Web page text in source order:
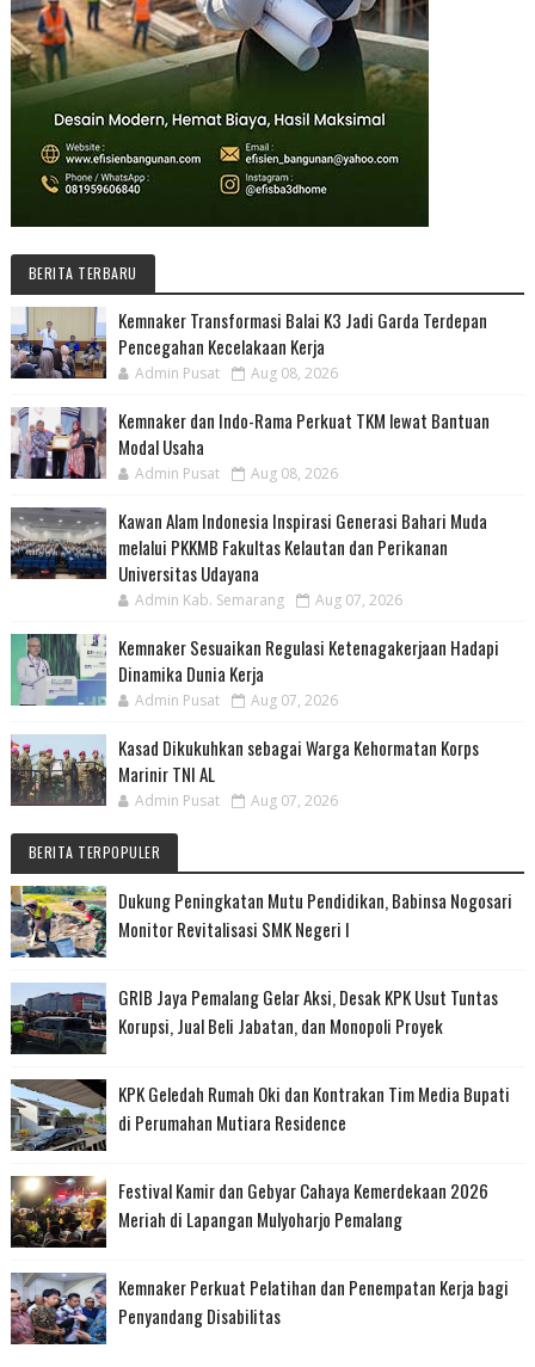
BERITA TERBARU
Kemnaker Transformasi Balai K3 Jadi Garda Terdepan
Pencegahan Kecelakaan Kerja
Admin Pusat Aug 08, 2026
Kemnaker dan Indo-Rama Perkuat TKM lewat Bantuan
Modal Usaha
Admin Pusat Aug 08, 2026
Kawan Alam Indonesia Inspirasi Generasi Bahari Muda
melalui PKKMB Fakultas Kelautan dan Perikanan
Universitas Udayana
Admin Kab. Semarang Aug 07, 2026
Kemnaker Sesuaikan Regulasi Ketenagakerjaan Hadapi
Dinamika Dunia Kerja
Admin Pusat Aug 07, 2026
Kasad Dikukuhkan sebagai Warga Kehormatan Korps
Marinir TNI AL
Admin Pusat Aug 07, 2026
BERITA TERPOPULER
Dukung Peningkatan Mutu Pendidikan, Babinsa Nogosari
Monitor Revitalisasi SMK Negeri I
GRIB Jaya Pemalang Gelar Aksi, Desak KPK Usut Tuntas
Korupsi, Jual Beli Jabatan, dan Monopoli Proyek
KPK Geledah Rumah Oki dan Kontrakan Tim Media Bupati
di Perumahan Mutiara Residence
Festival Kamir dan Gebyar Cahaya Kemerdekaan 2026
Meriah di Lapangan Mulyoharjo Pemalang
Kemnaker Perkuat Pelatihan dan Penempatan Kerja bagi
Penyandang Disabilitas